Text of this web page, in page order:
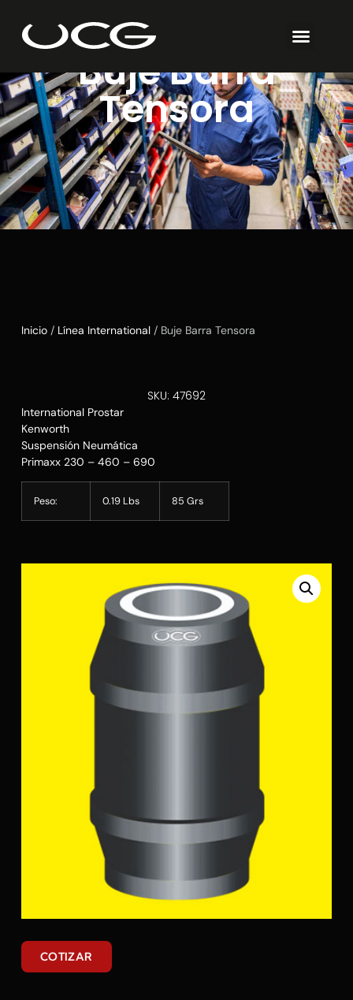
Buje Barra
Tensora
Inicio/ Línea International/ Buje Barra Tensora
SKU: 47692
International Prostar
Kenworth
Suspensión Neumática
Primaxx 230 – 460 – 690
Peso: 0.19 Lbs 85 Grs
COTIZAR